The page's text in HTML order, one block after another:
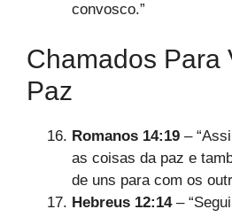
convosco.”
Chamados Para
Paz
Romanos 14:19 –
as coisas da paz e
de uns para com os
Hebreus 12:14–